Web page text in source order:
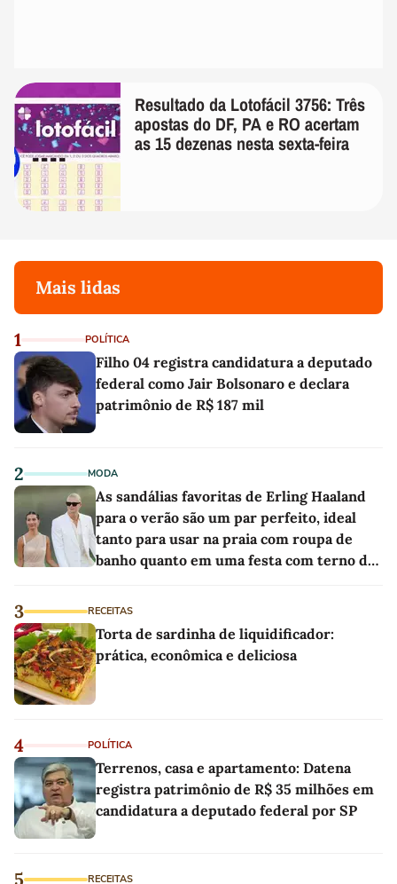
Resultado da Lotofácil 3756: Três
apostas do DF, PA e RO acertam
as 15 dezenas nesta sexta-feira
Mais lidas
1 POLÍTICA
Filho 04 registra candidatura a deputado
federal como Jair Bolsonaro e declara
patrimônio de R$ 187 mil
2 MODA
As sandálias favoritas de Erling Haaland
para o verão são um par perfeito, ideal
tanto para usar na praia com roupa de
banho quanto em uma festa com terno de
3 RECEITAS
Torta de sardinha de liquidificador:
prática, econômica e deliciosa
4 POLÍTICA
Terrenos, casa e apartamento: Datena
registra patrimônio de R$ 35 milhões em
candidatura a deputado federal por SP
5 RECEITAS